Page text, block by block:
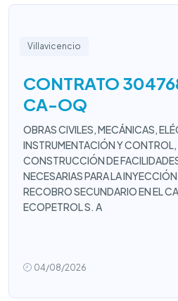
Villavicencio
CONTRATO
CA-OQ
OBRAS CIVILES, MECÁNICAS,
INSTRUMENTACIÓN Y CONTROL,
CONSTRUCCIÓN DE
NECESARIAS PARA LA
RECOBRO SECUNDARIO EN EL
ECOPETROL S. A
04/08/2026